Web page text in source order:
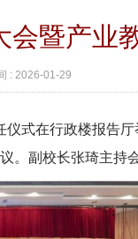
会暨产业
: 2026-01-29
式在行政楼报告
。副校长张琦主持会